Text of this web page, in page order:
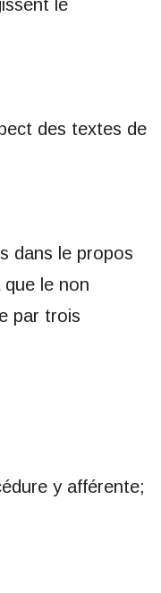
le
des textes de
dans le propos
le non
par trois
y afférente;